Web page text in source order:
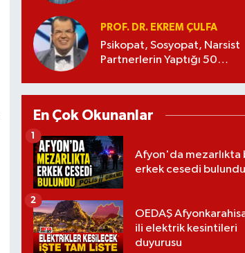
PROF. DR. EKREM ÇULFA
Psikopat, Sosyopat, Narsist
Partnerlerin Yaptığı 50
En Çok Okunanlar
Afyon'da mezarlıkta
erkek cesedi bulundu
1
OEDAŞ
ili elektrik kesintileri
duyurusu
2